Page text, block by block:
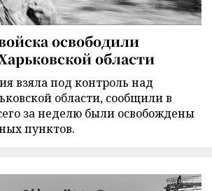
освободили
области
взяла под контроль над
области, сообщили в
за неделю были освобождены
пунктов.